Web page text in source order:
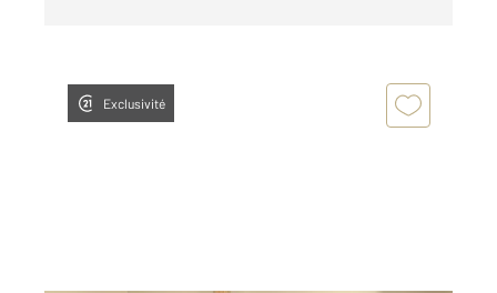
Exclusivité